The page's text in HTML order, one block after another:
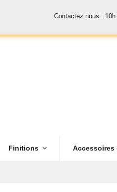
Contactez nous :
Finitions Accessoires